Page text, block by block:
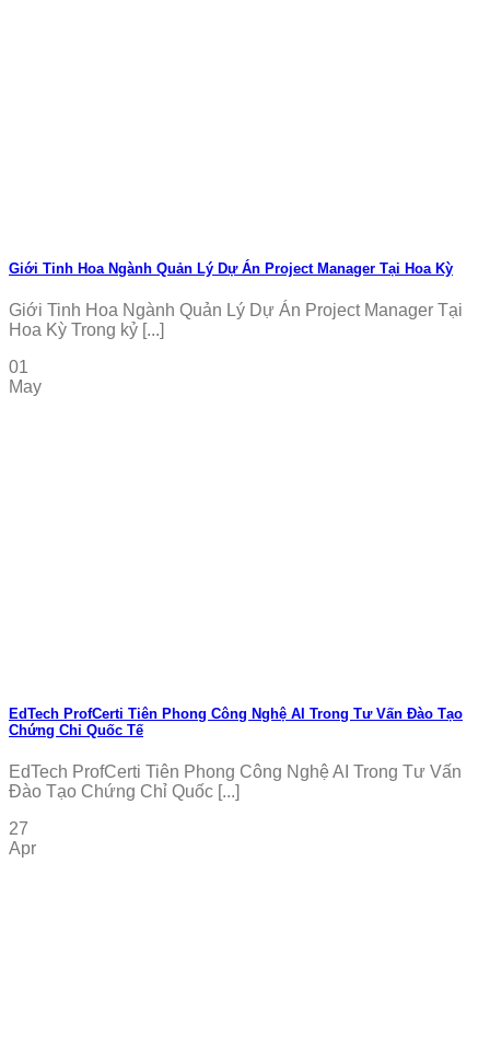
Giới Tinh Hoa Ngành Quản Lý Dự Án Project Manager Tại Hoa Kỳ
Giới Tinh Hoa Ngành Quản Lý Dự Án Project Manager Tại
Hoa Kỳ Trong kỷ [...]
01
May
EdTech ProfCerti Tiên Phong Công Nghệ AI Trong Tư Vấn Đào Tạo
Chứng Chỉ Quốc Tế
EdTech ProfCerti Tiên Phong Công Nghệ AI Trong Tư Vấn
Đào Tạo Chứng Chỉ Quốc [...]
27
Apr